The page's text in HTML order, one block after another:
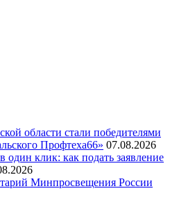
области стали победителями
Профтеха66» 07.08.2026
один клик: как подать заявление
Минпросвещения России